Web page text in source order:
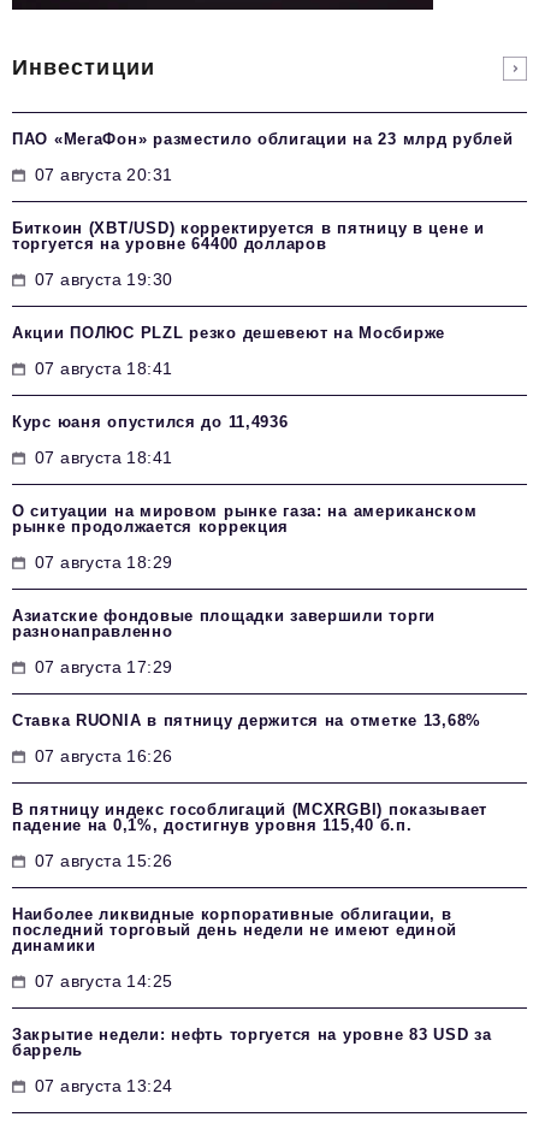
Инвестиции
ПАО «МегаФон» разместило облигации на 23 млрд рублей
07 августа 20:31
Биткоин (XBT/USD) корректируется в пятницу в цене и
торгуется на уровне 64400 долларов
07 августа 19:30
Акции ПОЛЮС PLZL резко дешевеют на Мосбирже
07 августа 18:41
Курс юаня опустился до 11,4936
07 августа 18:41
О ситуации на мировом рынке газа: на американском
рынке продолжается коррекция
07 августа 18:29
Азиатские фондовые площадки завершили торги
разнонаправленно
07 августа 17:29
Ставка RUONIA в пятницу держится на отметке 13,68%
07 августа 16:26
В пятницу индекс гособлигаций (MCXRGBI) показывает
падение на 0,1%, достигнув уровня 115,40 б.п.
07 августа 15:26
Наиболее ликвидные корпоративные облигации, в
последний торговый день недели не имеют единой
динамики
07 августа 14:25
Закрытие недели: нефть торгуется на уровне 83 USD за
баррель
07 августа 13:24